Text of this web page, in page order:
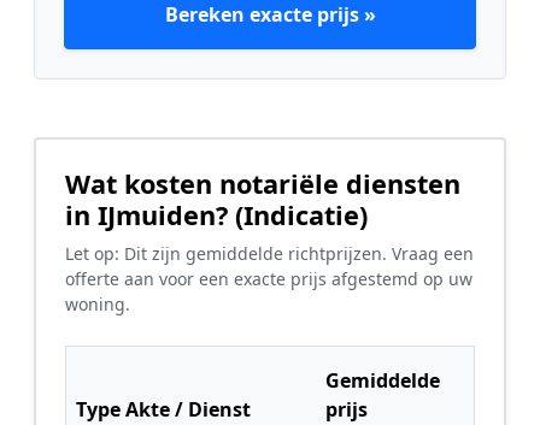
Bereken exacte prijs »
Wat kosten notariële diensten
in IJmuiden? (Indicatie)
Let op: Dit zijn gemiddelde richtprijzen. Vraag een
offerte aan voor een exacte prijs afgestemd op uw
woning.
Type Akte / Dienst
Gemiddelde
prijs